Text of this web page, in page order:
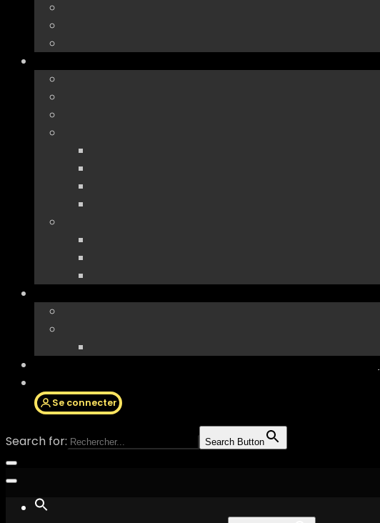
Se connecter
Search for: Search Button